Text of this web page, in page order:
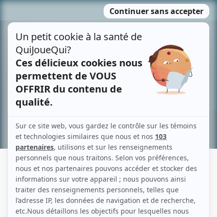
MENU
contenu
Recherche avancée »
JASON BRENNAN
Liens
Fiche de Jason Brennan sur Showbizz.net